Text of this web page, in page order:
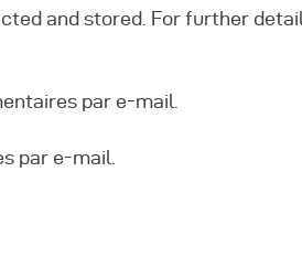
and stored. For further
par e-mail.
par e-mail.